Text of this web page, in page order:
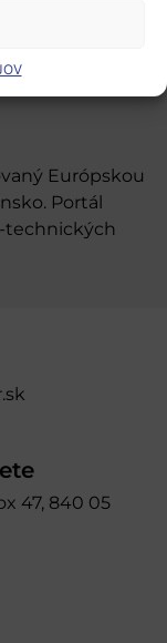
Európskou
Portál
technických
47, 840 05